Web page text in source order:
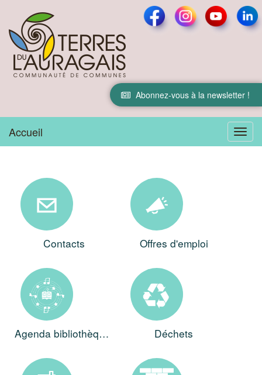
Abonnez-vous à la newsletter !
Menu
Accueil
Contacts Offres d'emploi
Agenda bibliothèques Déchets